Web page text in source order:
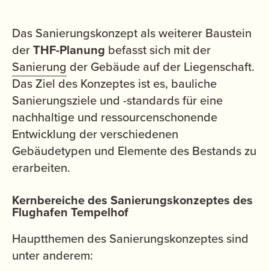
Das Sanierungskonzept als weiterer Baustein
derTHF-Planung befasst sich mit der
Sanierung der Gebäude auf der Liegenschaft.
Das Ziel des Konzeptes ist es, bauliche
Sanierungsziele und -standards für eine
nachhaltige und ressourcenschonende
Entwicklung der verschiedenen
Gebäudetypen und Elemente des Bestands zu
erarbeiten.
Kernbereiche des Sanierungskonzeptes des
Flughafen Tempelhof
Hauptthemen des Sanierungskonzeptes sind
unter anderem: